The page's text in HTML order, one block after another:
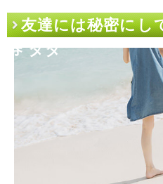
友達には秘密にし
券 タダ